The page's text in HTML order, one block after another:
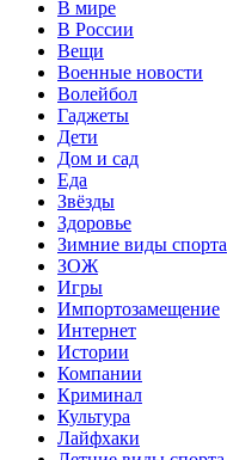
В мире
В России
Вещи
Военные новости
Волейбол
Гаджеты
Дети
Дом и сад
Еда
Звёзды
Здоровье
Зимние виды спорта
ЗОЖ
Игры
Импортозамещение
Интернет
Истории
Компании
Криминал
Культура
Лайфхаки